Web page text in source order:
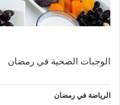
الوجبات الصحية في رمضان
الرياضة في رمضان